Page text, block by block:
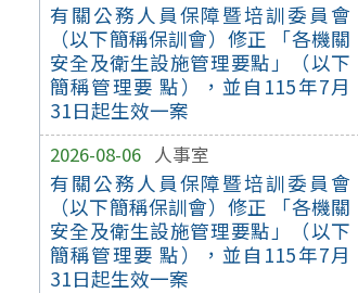
有關公務人員保障暨培訓委員會
（以下簡稱保訓會）修正 「各機關
安全及衛生設施管理要點」（以下
簡稱管理要 點），並自115年7月
31日起生效一案
2026-08-06 人事室
有關公務人員保障暨培訓委員會
（以下簡稱保訓會）修正 「各機關
安全及衛生設施管理要點」（以下
簡稱管理要 點），並自115年7月
31日起生效一案